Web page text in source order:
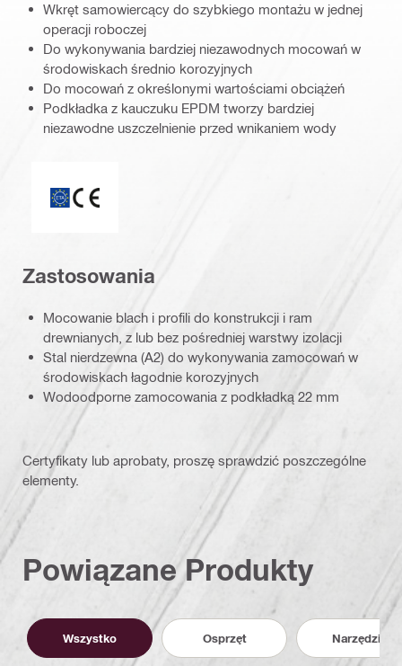
Wkręt samowiercący do szybkiego montażu w jednej
operacji roboczej
Do wykonywania bardziej niezawodnych mocowań w
środowiskach średnio korozyjnych
Do mocowań z określonymi wartościami obciążeń
Podkładka z kauczuku EPDM tworzy bardziej
niezawodne uszczelnienie przed wnikaniem wody
Zastosowania
Mocowanie blach i profili do konstrukcji i ram
drewnianych, z lub bez pośredniej warstwy izolacji
Stal nierdzewna (A2) do wykonywania zamocowań w
środowiskach łagodnie korozyjnych
Wodoodporne zamocowania z podkładką 22 mm
Certyfikaty lub aprobaty, proszę sprawdzić poszczególne
elementy.
Powiązane Produkty
Wszystko Osprzęt Narzędzia